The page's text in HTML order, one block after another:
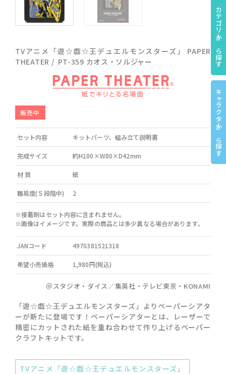
TVアニメ「遊☆戯☆王デュエルモンスターズ」 PAPER
THEATER / PT-359 カオス・ソルジャー
販売中
セット内容 キットパーツ、組み立て説明書
完成サイズ 約H100×W80×D42mm
材 質 紙
難易度(５段階中) 2
※接着剤はセット内容に含まれません。
※画像はイメージです。実際の商品とは多少異なる場合があります。
JANコード 4970381521318
希望小売価格 1,980円(税込)
＠スタジオ・ダイス／集英社・テレビ東京・KONAMI
「遊☆戯☆王デュエルモンスターズ」よりペーパーシアタ
ーが新たに登場です！ペーパーシアターとは、レーザーで
精密にカットされた紙を重ね合わせて作り上げるペーパー
クラフトキットです。
カテゴリーから探す
キャラクターから探す
TVアニメ「遊☆戯☆王デュエルモンスターズ」